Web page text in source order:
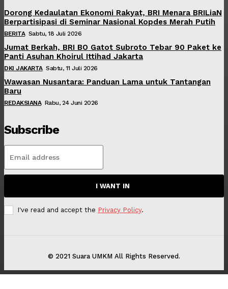
Dorong Kedaulatan Ekonomi Rakyat, BRI Menara BRILiaN
Berpartisipasi di Seminar Nasional Kopdes Merah Putih
BERITA Sabtu, 18 Juli 2026
Jumat Berkah, BRI BO Gatot Subroto Tebar 90 Paket ke
Panti Asuhan Khoirul Ittihad Jakarta
DKI JAKARTA Sabtu, 11 Juli 2026
Wawasan Nusantara: Panduan Lama untuk Tantangan
Baru
REDAKSIANA Rabu, 24 Juni 2026
Subscribe
I WANT IN
I've read and accept the Privacy Policy.
© 2021 Suara UMKM All Rights Reserved.